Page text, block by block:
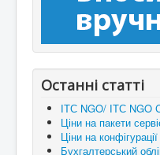
Останні статті
ІТС NGO/ ІТС NGO
Ціни на пакети
Ціни на
Бухгалтерський